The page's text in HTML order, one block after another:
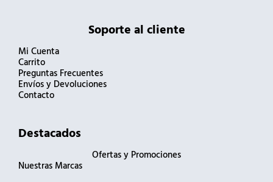
Soporte al cliente
Mi Cuenta
Carrito
Preguntas Frecuentes
Envíos y Devoluciones
Contacto
Destacados
Ofertas y Promociones
Nuestras Marcas